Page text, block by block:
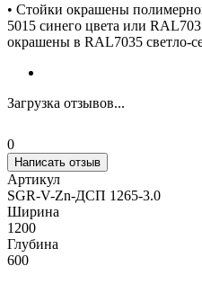
• Стойки окрашены
5015 синего цвета или
окрашены в RAL7035 светло-
Загрузка отзывов...
0
Написать отзыв
Артикул
SGR-V-Zn-ДСП 1265-3.0
Ширина
1200
Глубина
600